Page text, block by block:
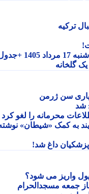
سن ژرمن
محرمانه را لغو کرد
به کمک «شیطان» نوشته
داغ شد!
واریز می شود؟
مسجدالحرام